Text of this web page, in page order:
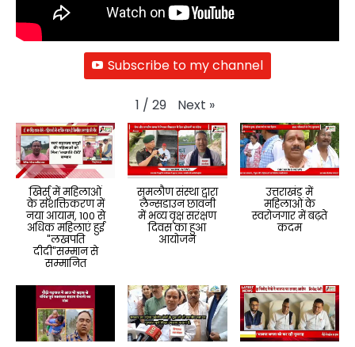
Subscribe to my channel
1 / 29 Next »
खिर्सु में महिलाओं
के सशक्तिकरण में
नया आयाम, 100 से
अधिक महिलाएं हुई
"लखपति
दीदी"सम्मान से
सम्मानित
समलौण संस्था द्वारा
लैन्सडाउन छावनी
में भव्य वृक्ष सरंक्षण
दिवस का हुआ
आयोजन
उत्तराखंड में
महिलाओं के
स्वरोजगार में बढ़ते
कदम